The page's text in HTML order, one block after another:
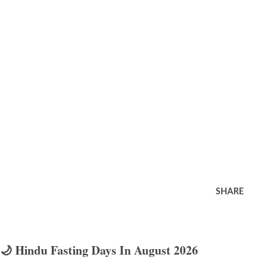
SHARE
🌙 Hindu Fasting Days In August 2026